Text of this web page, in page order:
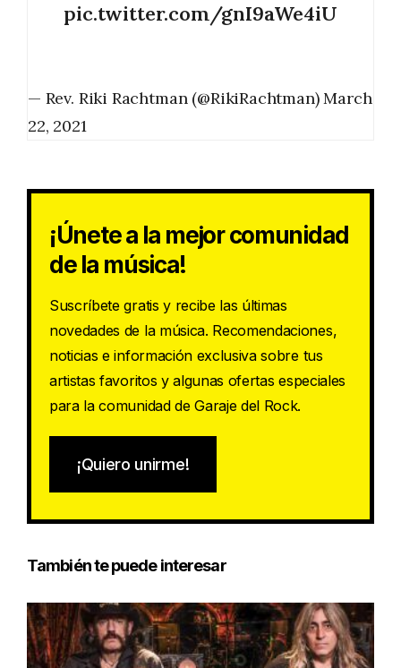
pic.twitter.com/gnI9aWe4iU
— Rev. Riki Rachtman (@RikiRachtman)March
22, 2021
¡Únete a la mejor comunidad
de la música!
Suscríbete gratis y recibe las últimas
novedades de la música. Recomendaciones,
noticias e información exclusiva sobre tus
artistas favoritos y algunas ofertas especiales
para la comunidad de Garaje del Rock.
¡Quiero unirme!
También te puede interesar